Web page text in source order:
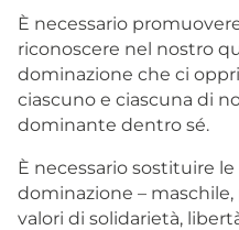
È necessario
riconoscere nel nostro
dominazione che ci
ciascuno e ciascuna di
dominante dentro sé.
È necessario sostituire
dominazione –
valori di solidarietà,